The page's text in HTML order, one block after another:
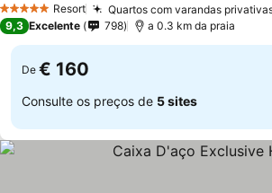
5 Estrelas Resort Quartos com varandas
9,3 Excelente 798 a 0.3 km da praia
De € 160
Consulte os preços de 5 sites